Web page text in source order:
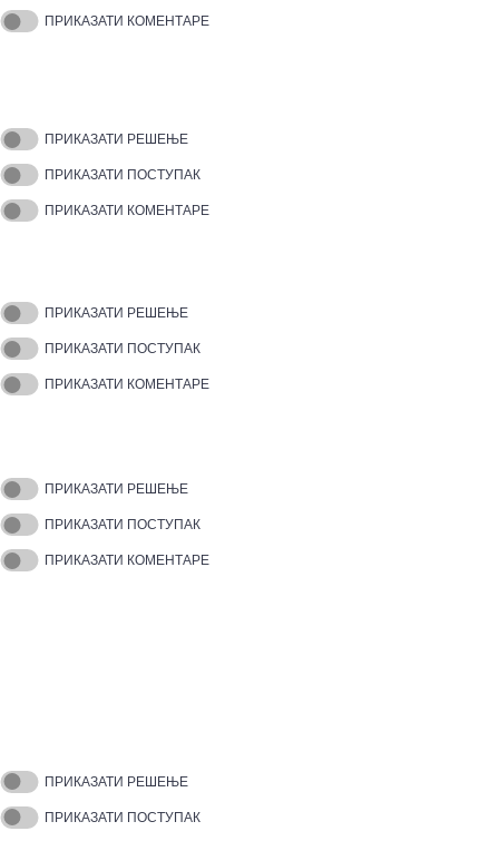
ПРИКАЗАТИ КОМЕНТАРЕ
ПРИКАЗАТИ РЕШЕЊЕ
ПРИКАЗАТИ ПОСТУПАК
ПРИКАЗАТИ КОМЕНТАРЕ
ПРИКАЗАТИ РЕШЕЊЕ
ПРИКАЗАТИ ПОСТУПАК
ПРИКАЗАТИ КОМЕНТАРЕ
ПРИКАЗАТИ РЕШЕЊЕ
ПРИКАЗАТИ ПОСТУПАК
ПРИКАЗАТИ КОМЕНТАРЕ
ПРИКАЗАТИ РЕШЕЊЕ
ПРИКАЗАТИ ПОСТУПАК